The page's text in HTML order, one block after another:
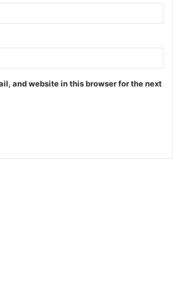
and website in this browser for the next